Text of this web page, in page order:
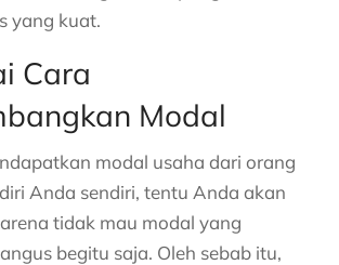
yang kuat.
Cara
Modal
modal usaha dari orang
Anda sendiri, tentu Anda akan
tidak mau modal yang
begitu saja. Oleh sebab itu,